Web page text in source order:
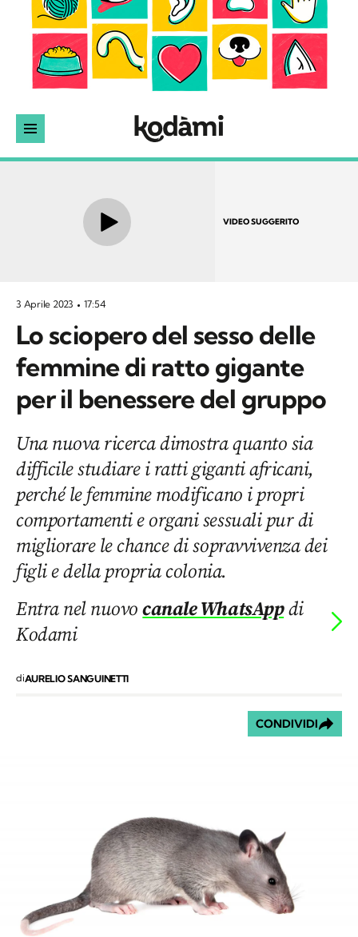
VIDEO SUGGERITO
3 Aprile 2023 17:54
Lo sciopero del sesso delle
femmine di ratto gigante
per il benessere del gruppo
Una nuova ricerca dimostra quanto sia
difficile studiare i ratti giganti africani,
perché le femmine modificano i propri
comportamenti e organi sessuali pur di
migliorare le chance di sopravvivenza dei
figli e della propria colonia.
Entra nel nuovocanale WhatsAppdi
Kodami
diAURELIO SANGUINETTI
CONDIVIDI